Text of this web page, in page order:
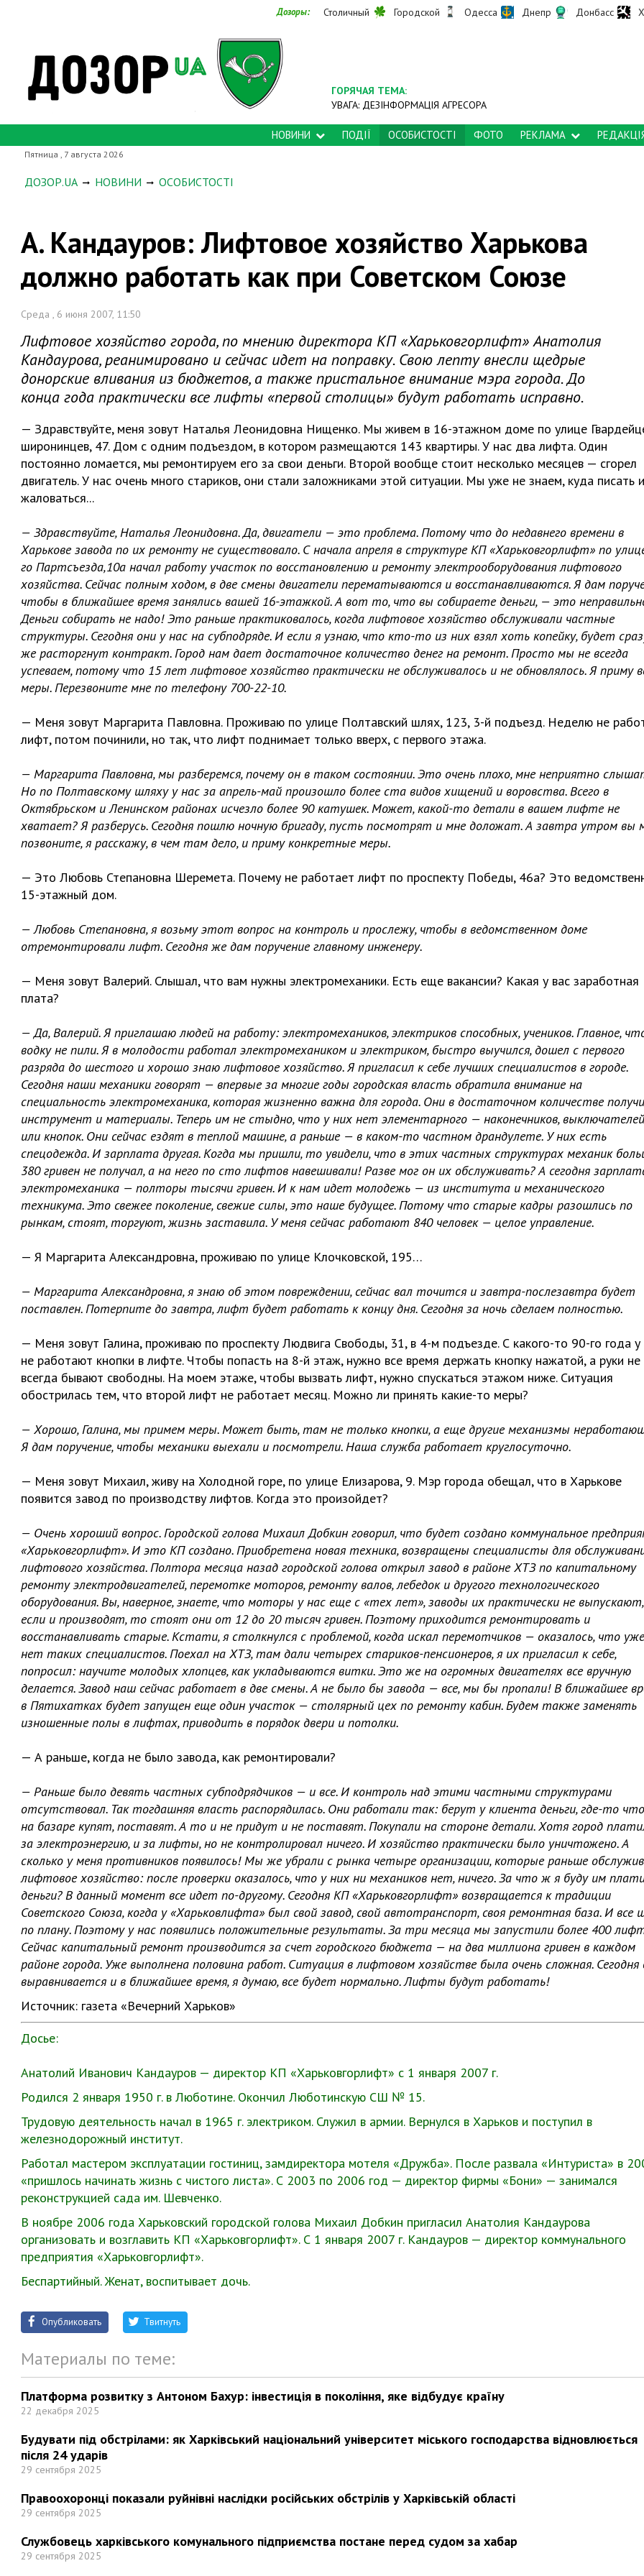
Дозоры: Столичный Городской Одесса Днепр Донбасс
ГОРЯЧАЯ ТЕМА:
УВАГА: ДЕЗІНФОРМАЦІЯ АГРЕСОРА
НОВИНИ ПОДІЇ ОСОБИСТОСТІ ФОТО РЕКЛАМА
Пятница , 7 августа 2026
ДОЗОР.UA НОВИНИ ОСОБИСТОСТІ
А. Кандауров: Лифтовое хозяйство Харькова
должно работать как при Советском Союзе
Среда , 6 июня 2007, 11:50
Лифтовое хозяйство города, по мнению директора КП «Харьковгорлифт» Анатолия
Кандаурова, реанимировано и сейчас идет на поправку. Свою лепту внесли щедрые
донорские вливания из бюджетов, а также пристальное внимание мэра города. До
конца года практически все лифты «первой столицы» будут работать исправно.
— Здравствуйте, меня зовут Наталья Леонидовна Нищенко. Мы живем в 16-этажном доме по улице
широнинцев, 47. Дом с одним подъездом, в котором размещаются 143 квартиры. У нас два лифта. Один
постоянно ломается, мы ремонтируем его за свои деньги. Второй вообще стоит несколько месяцев — сгорел
двигатель. У нас очень много стариков, они стали заложниками этой ситуации. Мы уже не знаем, куда писать и
жаловаться...
— Здравствуйте, Наталья Леонидовна. Да, двигатели — это проблема. Потому что до недавнего времени в
Харькове завода по их ремонту не существовало. С начала апреля в структуре КП «Харьковгорлифт» по
го Партсъезда,10а начал работу участок по восстановлению и ремонту электрооборудования лифтового
хозяйства. Сейчас полным ходом, в две смены двигатели перематываются и восстанавливаются. Я дам
чтобы в ближайшее время занялись вашей 16-этажкой. А вот то, что вы собираете деньги, — это
Деньги собирать не надо! Это раньше практиковалось, когда лифтовое хозяйство обслуживали частные
структуры. Сегодня они у нас на субподряде. И если я узнаю, что кто-то из них взял хоть копейку, будет
же расторгнут контракт. Город нам дает достаточное количество денег на ремонт. Просто мы не всегда
успеваем, потому что 15 лет лифтовое хозяйство практически не обслуживалось и не обновлялось. Я приму
меры. Перезвоните мне по телефону 700-22-10.
— Меня зовут Маргарита Павловна. Проживаю по улице Полтавский шлях, 123, 3-й подъезд. Неделю не
лифт, потом починили, но так, что лифт поднимает только вверх, с первого этажа.
— Маргарита Павловна, мы разберемся, почему он в таком состоянии. Это очень плохо, мне неприятно
Но по Полтавскому шляху у нас за апрель-май произошло более ста видов хищений и воровства. Всего в
Октябрьском и Ленинском районах исчезло более 90 катушек. Может, какой-то детали в вашем лифте не
хватает? Я разберусь. Сегодня пошлю ночную бригаду, пусть посмотрят и мне доложат. А завтра утром вы
позвоните, я расскажу, в чем там дело, и приму конкретные меры.
— Это Любовь Степановна Шеремета. Почему не работает лифт по проспекту Победы, 46а? Это
15-этажный дом.
— Любовь Степановна, я возьму этот вопрос на контроль и прослежу, чтобы в ведомственном доме
отремонтировали лифт. Сегодня же дам поручение главному инженеру.
— Меня зовут Валерий. Слышал, что вам нужны электромеханики. Есть еще вакансии? Какая у вас заработная
плата?
— Да, Валерий. Я приглашаю людей на работу: электромехаников, электриков способных, учеников. Главное,
водку не пили. Я в молодости работал электромехаником и электриком, быстро выучился, дошел с первого
разряда до шестого и хорошо знаю лифтовое хозяйство. Я пригласил к себе лучших специалистов в городе.
Сегодня наши механики говорят — впервые за многие годы городская власть обратила внимание на
специальность электромеханика, которая жизненно важна для города. Они в достаточном количестве
инструмент и материалы. Теперь им не стыдно, что у них нет элементарного — наконечников, выключателей
или кнопок. Они сейчас ездят в теплой машине, а раньше — в каком-то частном драндулете. У них есть
спецодежда. И зарплата другая. Когда мы пришли, то увидели, что в этих частных структурах механик
380 гривен не получал, а на него по сто лифтов навешивали! Разве мог он их обслуживать? А сегодня
электромеханика — полторы тысячи гривен. И к нам идет молодежь — из института и механического
техникума. Это свежее поколение, свежие силы, это наше будущее. Потому что старые кадры разошлись по
рынкам, стоят, торгуют, жизнь заставила. У меня сейчас работают 840 человек — целое управление.
— Я Маргарита Александровна, проживаю по улице Клочковской, 195…
— Маргарита Александровна, я знаю об этом повреждении, сейчас вал точится и завтра-послезавтра будет
поставлен. Потерпите до завтра, лифт будет работать к концу дня. Сегодня за ночь сделаем полностью.
— Меня зовут Галина, проживаю по проспекту Людвига Свободы, 31, в 4-м подъезде. С какого-то 90-го года у
не работают кнопки в лифте. Чтобы попасть на 8-й этаж, нужно все время держать кнопку нажатой, а руки не
всегда бывают свободны. На моем этаже, чтобы вызвать лифт, нужно спускаться этажом ниже. Ситуация
обострилась тем, что второй лифт не работает месяц. Можно ли принять какие-то меры?
— Хорошо, Галина, мы примем меры. Может быть, там не только кнопки, а еще другие механизмы
Я дам поручение, чтобы механики выехали и посмотрели. Наша служба работает круглосуточно.
— Меня зовут Михаил, живу на Холодной горе, по улице Елизарова, 9. Мэр города обещал, что в Харькове
появится завод по производству лифтов. Когда это произойдет?
— Очень хороший вопрос. Городской голова Михаил Добкин говорил, что будет создано коммунальное
«Харьковгорлифт». И это КП создано. Приобретена новая техника, возвращены специалисты для
лифтового хозяйства. Полтора месяца назад городской голова открыл завод в районе ХТЗ по капитальному
ремонту электродвигателей, перемотке моторов, ремонту валов, лебедок и другого технологического
оборудования. Вы, наверное, знаете, что моторы у нас еще с «тех лет», заводы их практически не
если и производят, то стоят они от 12 до 20 тысяч гривен. Поэтому приходится ремонтировать и
восстанавливать старые. Кстати, я столкнулся с проблемой, когда искал перемотчиков — оказалось, что уже
нет таких специалистов. Поехал на ХТЗ, там дали четырех стариков-пенсионеров, я их пригласил к себе,
попросил: научите молодых хлопцев, как укладываются витки. Это же на огромных двигателях все вручную
делается. Завод наш сейчас работает в две смены. А не было бы завода — все, мы бы пропали! В ближайшее
в Пятихатках будет запущен еще один участок — столярный цех по ремонту кабин. Будем также заменять
изношенные полы в лифтах, приводить в порядок двери и потолки.
— А раньше, когда не было завода, как ремонтировали?
— Раньше было девять частных субподрядчиков — и все. И контроль над этими частными структурами
отсутствовал. Так тогдашняя власть распорядилась. Они работали так: берут у клиента деньги, где-то
на базаре купят, поставят. А то и не придут и не поставят. Покупали на стороне детали. Хотя город
за электроэнергию, и за лифты, но не контролировал ничего. И хозяйство практически было уничтожено. А
сколько у меня противников появилось! Мы же убрали с рынка четыре организации, которые раньше
лифтовое хозяйство: после проверки оказалось, что у них ни механиков нет, ничего. За что ж я буду им
деньги? В данный момент все идет по-другому. Сегодня КП «Харьковгорлифт» возвращается к традиции
Советского Союза, когда у «Харьковлифта» был свой завод, свой автотранспорт, своя ремонтная база. И все
по плану. Поэтому у нас появились положительные результаты. За три месяца мы запустили более 400
Сейчас капитальный ремонт производится за счет городского бюджета — на два миллиона гривен в каждом
районе города. Уже выполнена половина работ. Ситуация в лифтовом хозяйстве была очень сложная. Сегодня
выравнивается и в ближайшее время, я думаю, все будет нормально. Лифты будут работать!
Источник: газета «Вечерний Харьков»
Досье:
Анатолий Иванович Кандауров — директор КП «Харьковгорлифт» с 1 января 2007 г.
Родился 2 января 1950 г. в Люботине. Окончил Люботинскую СШ № 15.
Трудовую деятельность начал в 1965 г. электриком. Служил в армии. Вернулся в Харьков и поступил в
железнодорожный институт.
Работал мастером эксплуатации гостиниц, замдиректора мотеля «Дружба». После развала «Интуриста» в
«пришлось начинать жизнь с чистого листа». С 2003 по 2006 год — директор фирмы «Бони» — занимался
реконструкцией сада им. Шевченко.
В ноябре 2006 года Харьковский городской голова Михаил Добкин пригласил Анатолия Кандаурова
организовать и возглавить КП «Харьковгорлифт». С 1 января 2007 г. Кандауров — директор коммунального
предприятия «Харьковгорлифт».
Беспартийный. Женат, воспитывает дочь.
Опубликовать Твитнуть
Материалы по теме:
Платформа розвитку з Антоном Бахур: інвестиція в покоління, яке відбудує країну
22 декабря 2025
Будувати під обстрілами: як Харківський національний університет міського господарства відновлюється
після 24 ударів
29 сентября 2025
Правоохоронці показали руйнівні наслідки російських обстрілів у Харківській області
29 сентября 2025
Службовець харківського комунального підприємства постане перед судом за хабар
29 сентября 2025